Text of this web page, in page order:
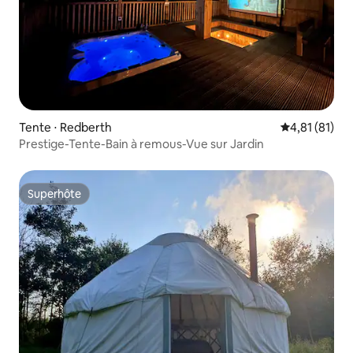
Tente ⋅ Redberth Évaluation
4,81 (81)
Prestige-Tente-Bain à remous-Vue sur Jardin
Superhôte
Superhôte